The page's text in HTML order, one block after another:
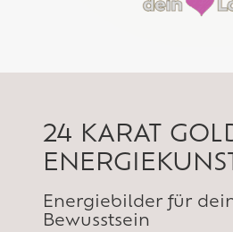
24 KARAT
Energiebilder für
Bewusstsein